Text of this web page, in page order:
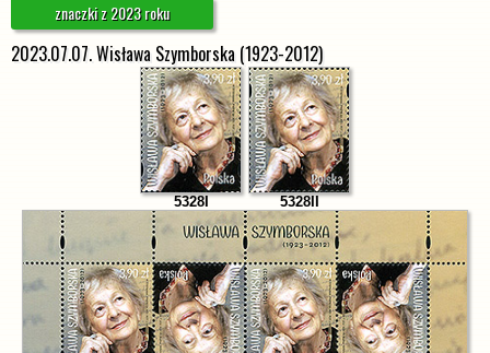
znaczki z 2023 roku
2023.07.07. Wisława Szymborska (1923-2012)
5328I 5328II